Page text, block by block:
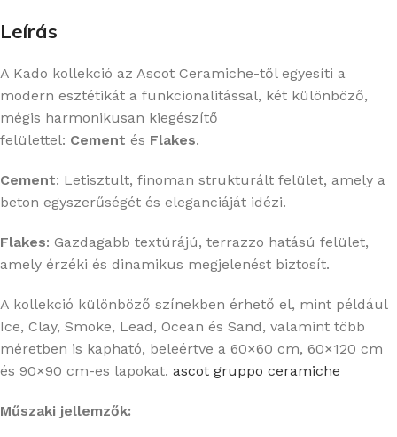
Leírás
A Kado kollekció az Ascot Ceramiche-től egyesíti a
modern esztétikát a funkcionalitással, két különböző,
mégis harmonikusan kiegészítő
felülettel: Cement és Flakes.
Cement: Letisztult, finoman strukturált felület, amely a
beton egyszerűségét és eleganciáját idézi.
Flakes: Gazdagabb textúrájú, terrazzo hatású felület,
amely érzéki és dinamikus megjelenést biztosít.
A kollekció különböző színekben érhető el, mint például
Ice, Clay, Smoke, Lead, Ocean és Sand, valamint több
méretben is kapható, beleértve a 60×60 cm, 60×120 cm
és 90×90 cm-es lapokat. ascot gruppo ceramiche
Műszaki jellemzők: